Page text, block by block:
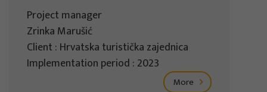
Project manager
Zrinka Marušić
Client : Hrvatska turistička zajednica
Implementation period : 2023
More